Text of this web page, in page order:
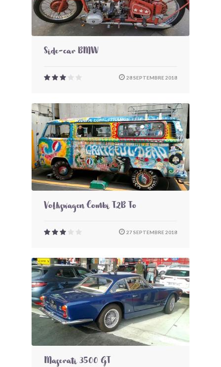
Side-car BMW
28 SEPTEMBRE 2018
Volkswagen Combi T2B To
27 SEPTEMBRE 2018
Maserati 3500 GT